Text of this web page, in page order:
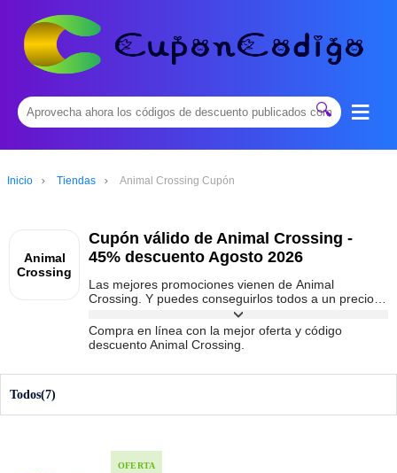
🔍 ≡
Inicio Tiendas Animal Crossing Cupón
Animal
Crossing
Cupón válido de Animal Crossing -
45% descuento Agosto 2026
Las mejores promociones vienen de Animal
Crossing. Y puedes conseguirlos todos a un precio
inmejorable con el código promocional de Animal
Crossing que tienes disponible en
cuponcodigoes.com. No esperes más para conseguir
la mejor oferta de Animal Crossing y podrás
Compra en línea con la mejor oferta y código
descuento Animal Crossing.
Todos(7)
OFERTA